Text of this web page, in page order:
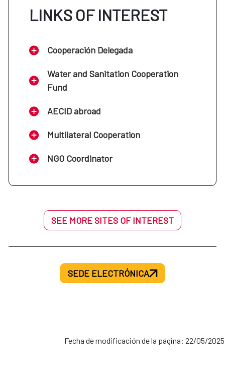
LINKS OF INTEREST
Cooperación Delegada
Water and Sanitation Cooperation
Fund
AECID abroad
Multilateral Cooperation
NGO Coordinator
SEE MORE SITES OF INTEREST
SEDE ELECTRÓNICA
Fecha de modificación de la página: 22/05/2025